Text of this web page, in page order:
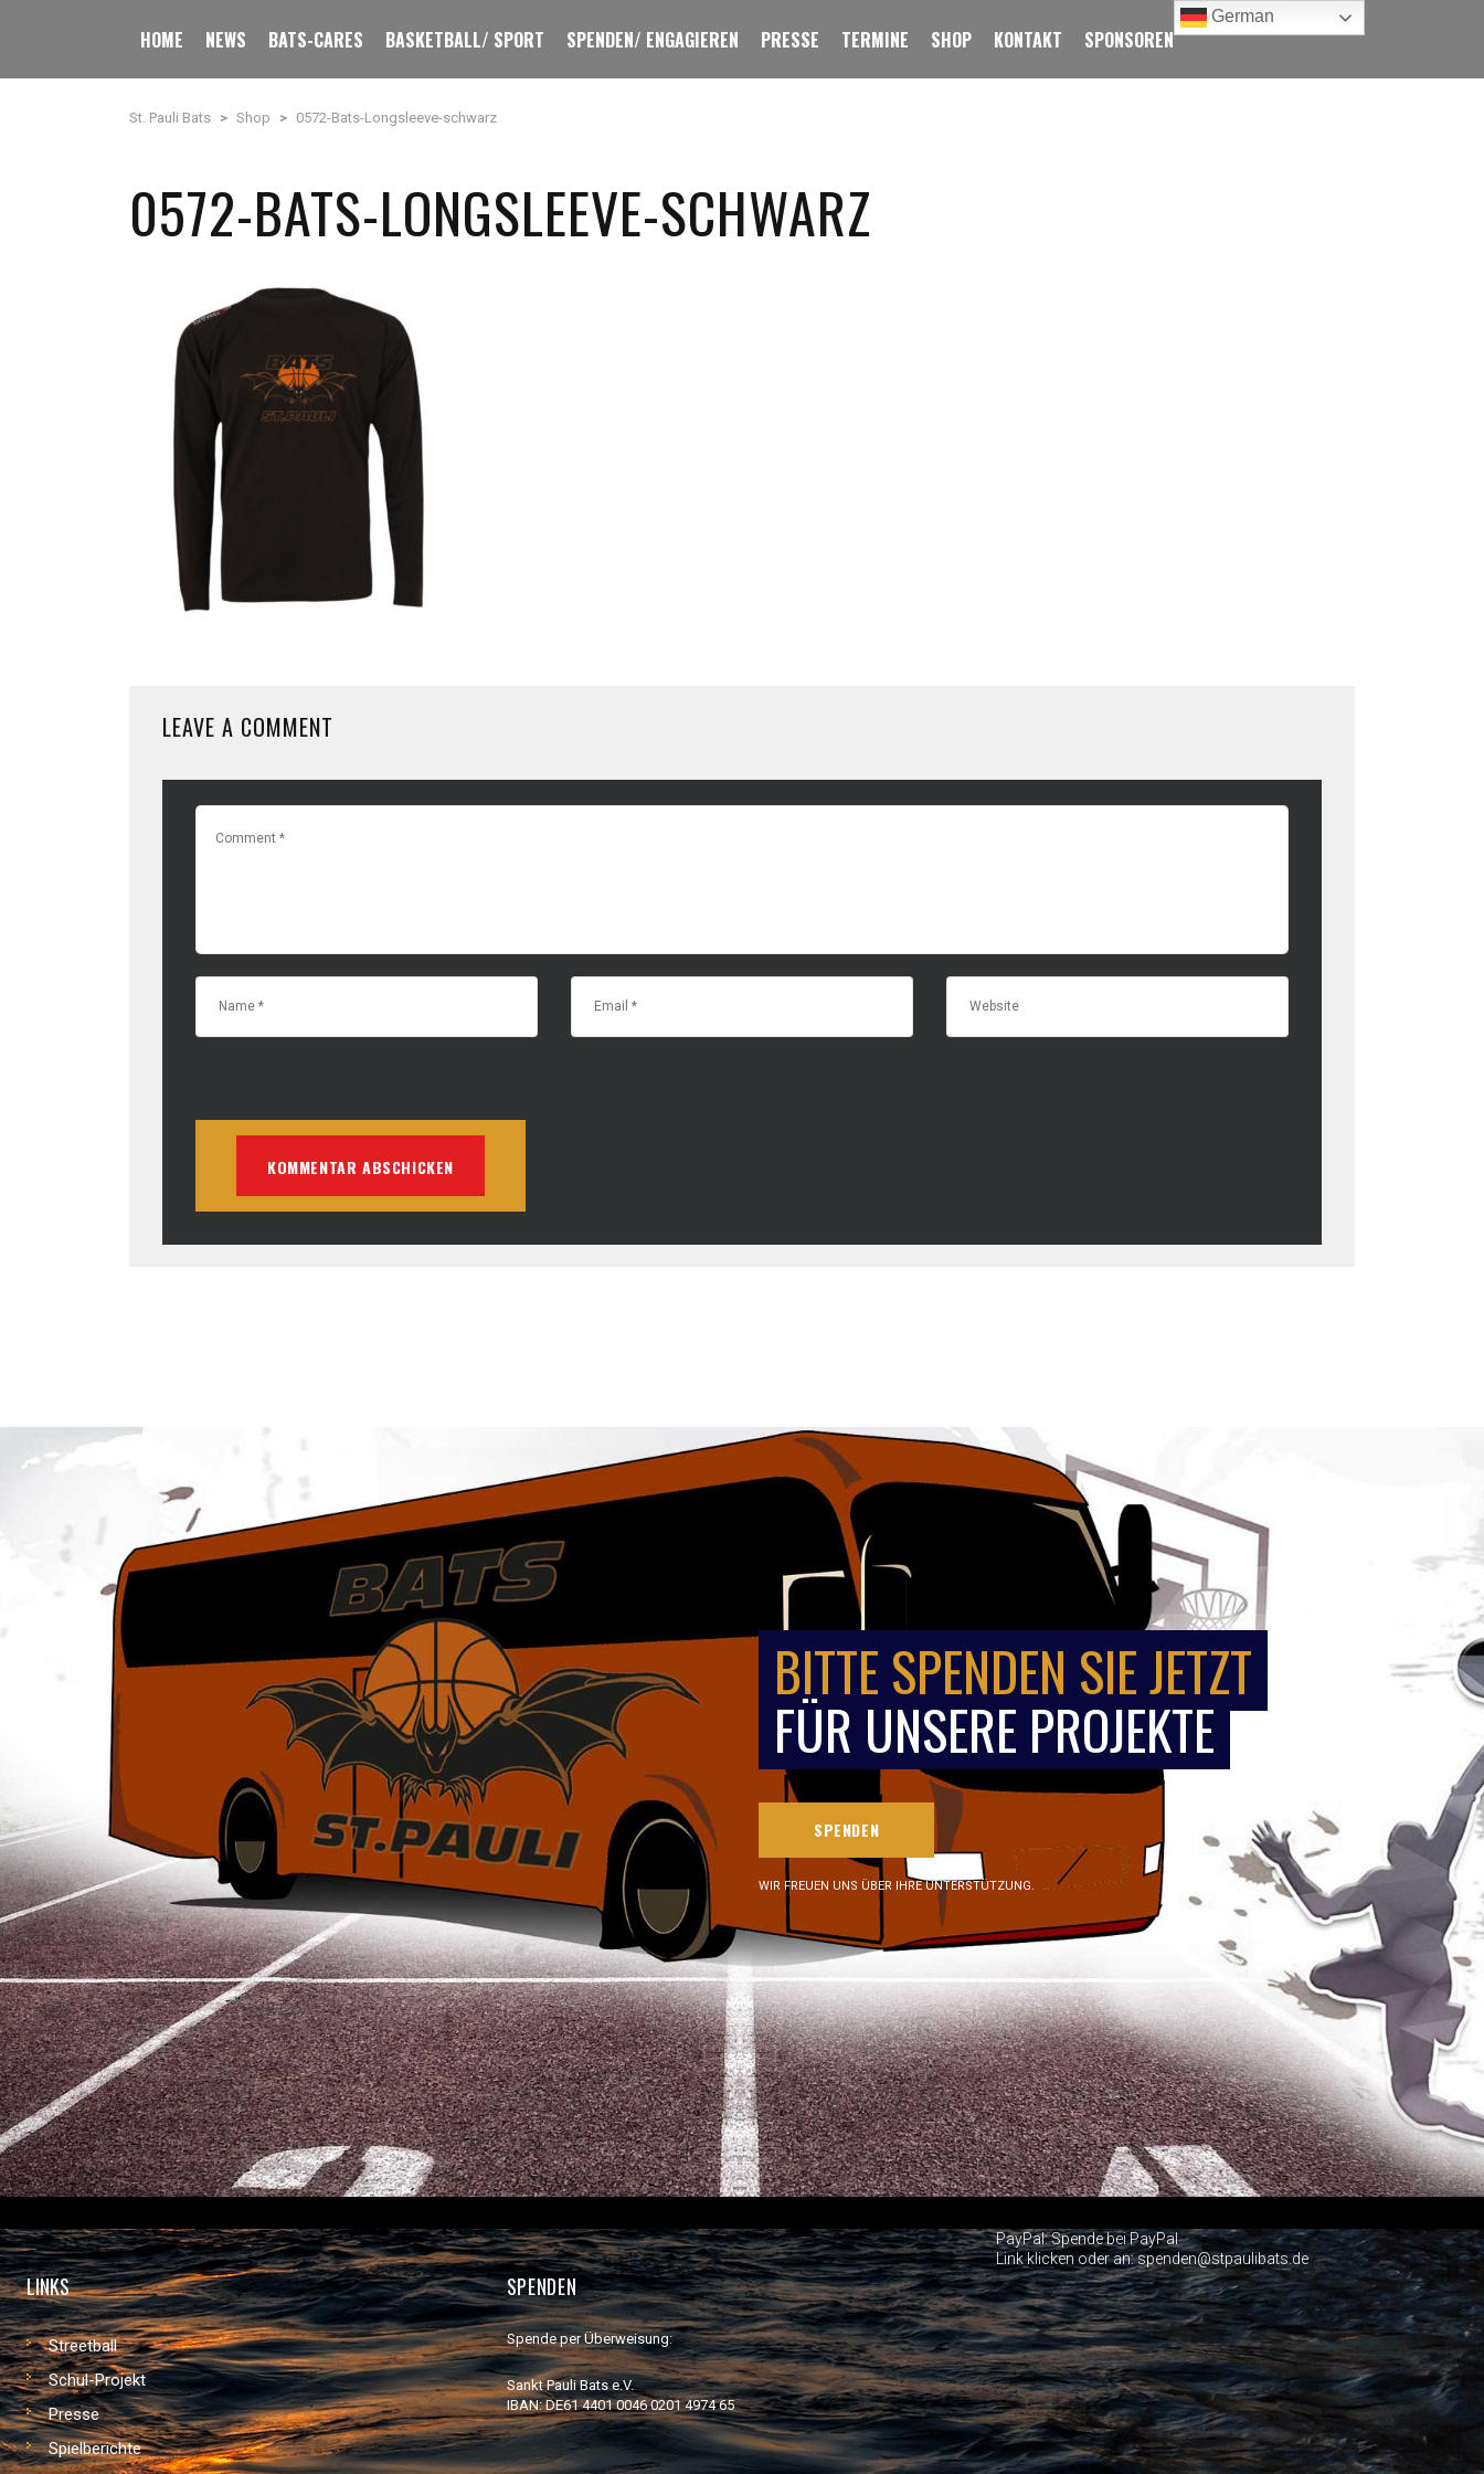
HOME NEWS BATS-CARES BASKETBALL/ SPORT SPENDEN/ ENGAGIEREN PRESSE TERMINE SHOP KONTAKT SPONSOREN
St. Pauli Bats > Shop > 0572-Bats-Longsleeve-schwarz
0572-BATS-LONGSLEEVE-SCHWARZ
LEAVE A COMMENT
BITTE SPENDEN SIE JETZT
FÜR UNSERE PROJEKTE
SPENDEN
WIR FREUEN UNS ÜBER IHRE UNTERSTÜTZUNG.
LINKS
Streetball
Schul-Projekt
Presse
Spielberichte
SPENDEN
Spende per Überweisung:
Sankt Pauli Bats e.V.
IBAN: DE61 4401 0046 0201 4974 65
PayPal:Spende bei PayPal
Link klicken oder an: spenden@stpaulibats.de
German